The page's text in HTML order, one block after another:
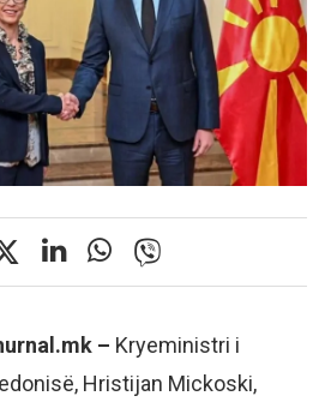
– Kryeministri i
Hristijan Mickoski,